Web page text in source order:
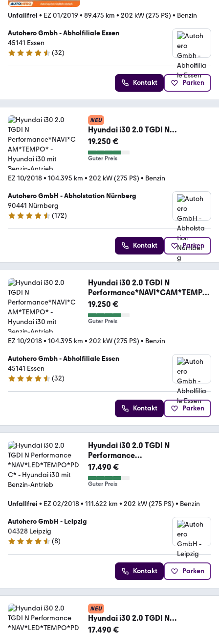
Unfallfrei • EZ 01/2019 • 89.475 km • 202 kW (275 PS) • Benzin
Autohero Gmbh - Abholfiliale Essen
45141 Essen
4.7 Sterne
(32)
Kontakt Parken
NEU
Hyundai i30 2.0 TGDI N
Performance*NAVI*CAM*TEMPO
*
19.250 €
Guter Preis
EZ 10/2018• 104.395 km • 202 kW (275 PS) • Benzin
Autohero GmbH - Abholstation Nürnberg
90441 Nürnberg
4.5 Sterne
(172)
Kontakt Parken
Hyundai i30 2.0 TGDI N
Performance*NAVI*CAM*TEMPO
*
19.250 €
Guter Preis
EZ 10/2018• 104.395 km • 202 kW (275 PS) • Benzin
Autohero Gmbh - Abholfiliale Essen
45141 Essen
4.7 Sterne
(32)
Kontakt Parken
Hyundai i30 2.0 TGDI N
Performance
*NAV*LED*TEMPO*PDC*
17.490 €
Guter Preis
Unfallfrei • EZ 02/2018• 111.622 km • 202 kW (275 PS) • Benzin
Autohero GmbH - Leipzig
04328 Leipzig
4.3 Sterne
(8)
Kontakt Parken
NEU
Hyundai i30 2.0 TGDI N
Performance
17.490 €